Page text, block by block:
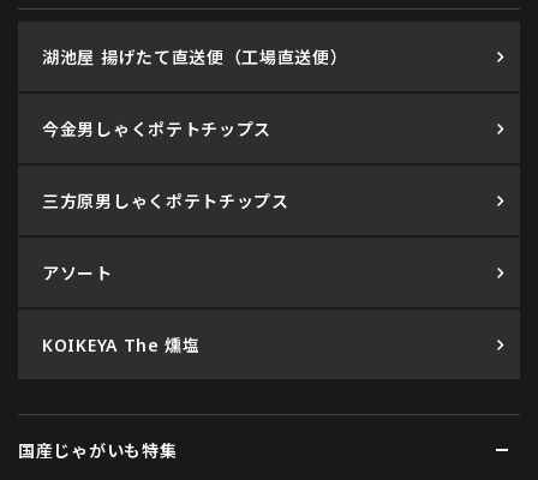
湖池屋 揚げたて直送便（工場直送便）
今金男しゃくポテトチップス
三方原男しゃくポテトチップス
アソート
KOIKEYA The 燻塩
国産じゃがいも特集